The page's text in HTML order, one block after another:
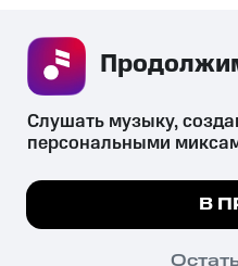
Мы используем куки,
Слушать музыку,
персональными
В